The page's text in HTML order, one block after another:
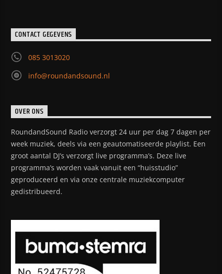
CONTACT GEGEVENS
085 3013020
info@roundandsound.nl
OVER ONS
RoundandSound Radio verzorgt 24 uur per dag 7 dagen per
week muziek, deels via een geautomatiseerde playlist. Een
groot aantal DJ’s verzorgt live programma’s. Deze live
programma’s worden vaak vanuit een “huisstudio”
geproduceerd en via onze centrale muziekcomputer
gedistribueerd.